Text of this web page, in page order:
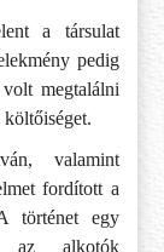
a társulat
pedig
megtalálni
valamint
fordított a
történet egy
az alkotók